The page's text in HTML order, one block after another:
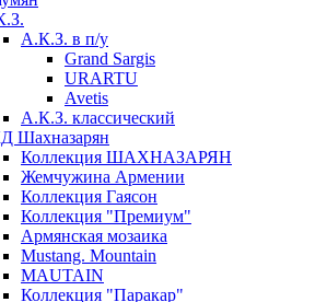
А.К.З. в п/у
Grand Sargis
URARTU
Avetis
А.К.З. классический
Шахназарян
Коллекция ШАХНАЗАРЯН
Жемчужина Армении
Коллекция Гаясон
Коллекция "Премиум"
Армянская мозаика
Mustang. Mountain
MAUTAIN
Коллекция "Паракар"